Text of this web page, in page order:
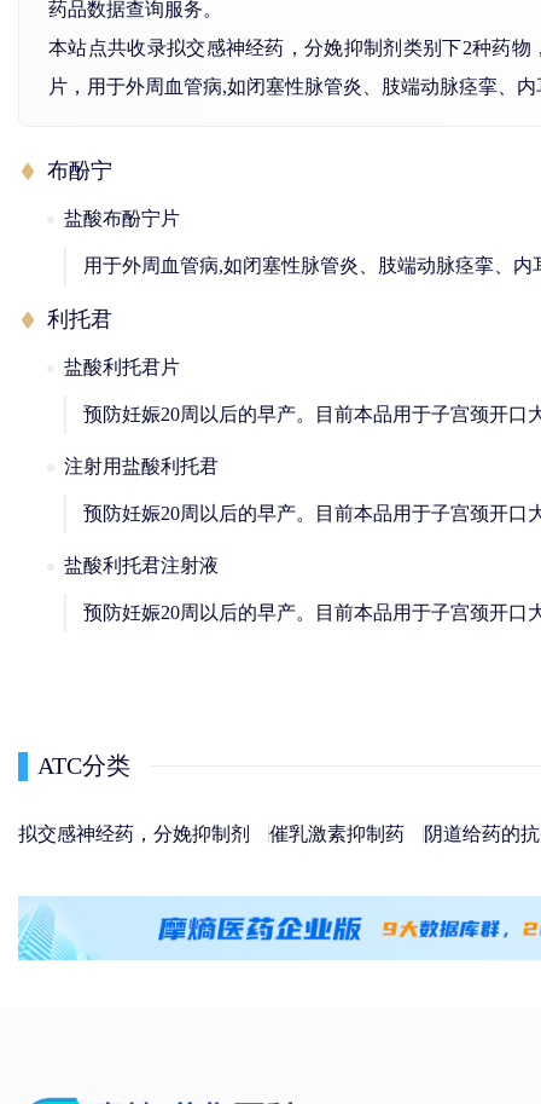
药品数据查询服务。
本站点共收录拟交感神经药，分娩抑制剂类别下2种药
片，用于外周血管病,如闭塞性脉管炎、肢端动脉痉挛、
布酚宁
盐酸布酚宁片
用于外周血管病,如闭塞性脉管炎、肢端动脉痉挛、
利托君
盐酸利托君片
预防妊娠20周以后的早产。目前本品用于子宫颈开口
注射用盐酸利托君
预防妊娠20周以后的早产。目前本品用于子宫颈开口
盐酸利托君注射液
预防妊娠20周以后的早产。目前本品用于子宫颈开口
ATC分类
拟交感神经药，分娩抑制剂 催乳激素抑制药 阴道给药的